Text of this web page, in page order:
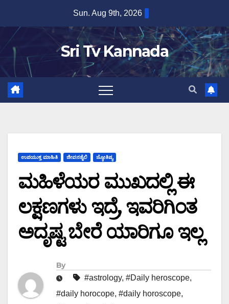
content
Sun. Aug 9th, 2026
Sri Tv Kannada
ಉಪಯುಕ್ತ ಮಾಹಿತಿ ಜೀವನಶೈಲಿ ಜ್ಯೋತಿಷ್ಯ
ಮಹಿಳೆಯರ ಮುಖದಲ್ಲಿ ಈ
ಲಕ್ಷಣಗಳು ಇದ್ರೆ, ಇವರಿಗಿಂತ
ಅದೃಷ್ಟ ಬೇರೆ ಯಾರಿಗೂ ಇಲ್ಲ
By
#astrology, #Daily heroscope,
#daily horocope, #daily horoscope,